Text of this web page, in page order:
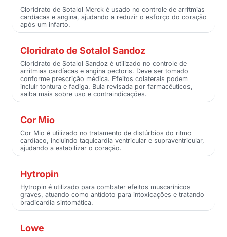
Cloridrato de Sotalol Merck é usado no controle de arritmias
cardíacas e angina, ajudando a reduzir o esforço do coração
após um infarto.
Cloridrato de Sotalol Sandoz
Cloridrato de Sotalol Sandoz é utilizado no controle de
arritmias cardíacas e angina pectoris. Deve ser tomado
conforme prescrição médica. Efeitos colaterais podem
incluir tontura e fadiga. Bula revisada por farmacêuticos,
saiba mais sobre uso e contraindicações.
Cor Mio
Cor Mio é utilizado no tratamento de distúrbios do ritmo
cardíaco, incluindo taquicardia ventricular e supraventricular,
ajudando a estabilizar o coração.
Hytropin
Hytropin é utilizado para combater efeitos muscarínicos
graves, atuando como antídoto para intoxicações e tratando
bradicardia sintomática.
Lowe